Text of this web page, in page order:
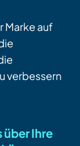
Marke auf
verbessern
über Ihre